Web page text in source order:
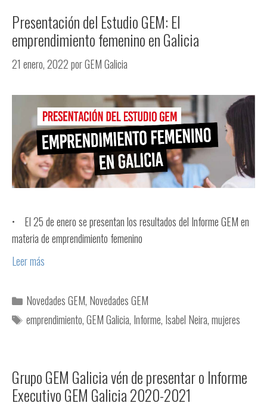
Presentación del Estudio GEM: El
emprendimiento femenino en Galicia
21 enero, 2022porGEM Galicia
• El 25 de enero se presentan los resultados del Informe GEM en
materia de emprendimiento femenino
Leer más
Novedades GEM, Novedades GEM
emprendimiento,GEM Galicia, Informe, Isabel Neira,mujeres
Grupo GEM Galicia vén de presentar o Informe
Executivo GEM Galicia 2020-2021